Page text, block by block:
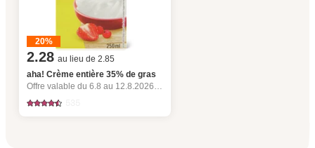
20%
2.28 au lieu de 2.85
aha! Crème entière 35% de gras
Offre valable du 6.8 au 12.8.2026, jusqu’à épuisement du stock.